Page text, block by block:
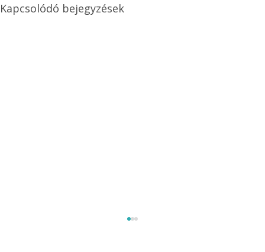
Kapcsolódó bejegyzések